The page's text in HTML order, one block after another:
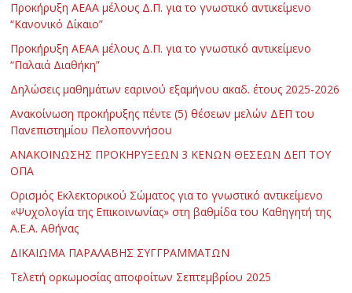
Προκήρυξη ΑΕΑΑ μέλους Δ.Π. για το γνωστικό αντικείμενο
“Κανονικό Δίκαιο”
Προκήρυξη ΑΕΑΑ μέλους Δ.Π. για το γνωστικό αντικείμενο
“Παλαιά Διαθήκη”
Δηλώσεις μαθημάτων εαρινού εξαμήνου ακαδ. έτους 2025-2026
Ανακοίνωση προκήρυξης πέντε (5) θέσεων μελών ΔΕΠ του
Πανεπιστημίου Πελοποννήσου
ΑΝΑΚΟΙΝΩΣΗΣ ΠΡΟΚΗΡΥΞΕΩΝ 3 ΚΕΝΩΝ ΘΕΣΕΩΝ ΔΕΠ ΤΟΥ
ΟΠΑ
Ορισμός Εκλεκτορικού Σώματος για το γνωστικό αντικείμενο
«Ψυχολογία της Επικοινωνίας» στη βαθμίδα του Καθηγητή της
Α.Ε.Α. Αθήνας
ΔΙΚΑΙΩΜΑ ΠΑΡΑΛΑΒΗΣ ΣΥΓΓΡΑΜΜΑΤΩΝ
Τελετή ορκωμοσίας αποφοίτων Σεπτεμβρίου 2025